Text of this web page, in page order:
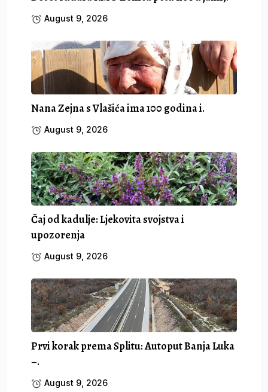
August 9, 2026
Nana Zejna s Vlašića ima 100 godina i.
August 9, 2026
Čaj od kadulje: Ljekovita svojstva i
upozorenja
August 9, 2026
Prvi korak prema Splitu: Autoput Banja Luka
–.
August 9, 2026